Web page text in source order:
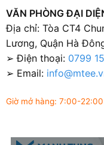
VĂN PHÒNG ĐẠI
Địa chỉ: Tòa CT4
Lương, Quận Hà
➢ Điện thoại: 0799
➢ Email:
Giờ mở hàng: 7:00-